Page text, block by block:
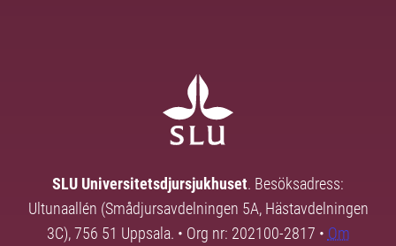
SLU Universitetsdjursjukhuset. Besöksadress:
Ultunaallén (Smådjursavdelningen 5A, Hästavdelningen
3C), 756 51 Uppsala. • Org nr: 202100-2817 • Om